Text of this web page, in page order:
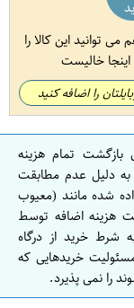
توانید این کالا را
اینجا خالیست
را اضافه کنید
بازگشت تمام هزینه
دلیل عدم مطابقت
شده مانند (معیوب
هزینه اضافه توسط
شرط خرید از درگاه
خریدهایی که
را نمی پذیرد.